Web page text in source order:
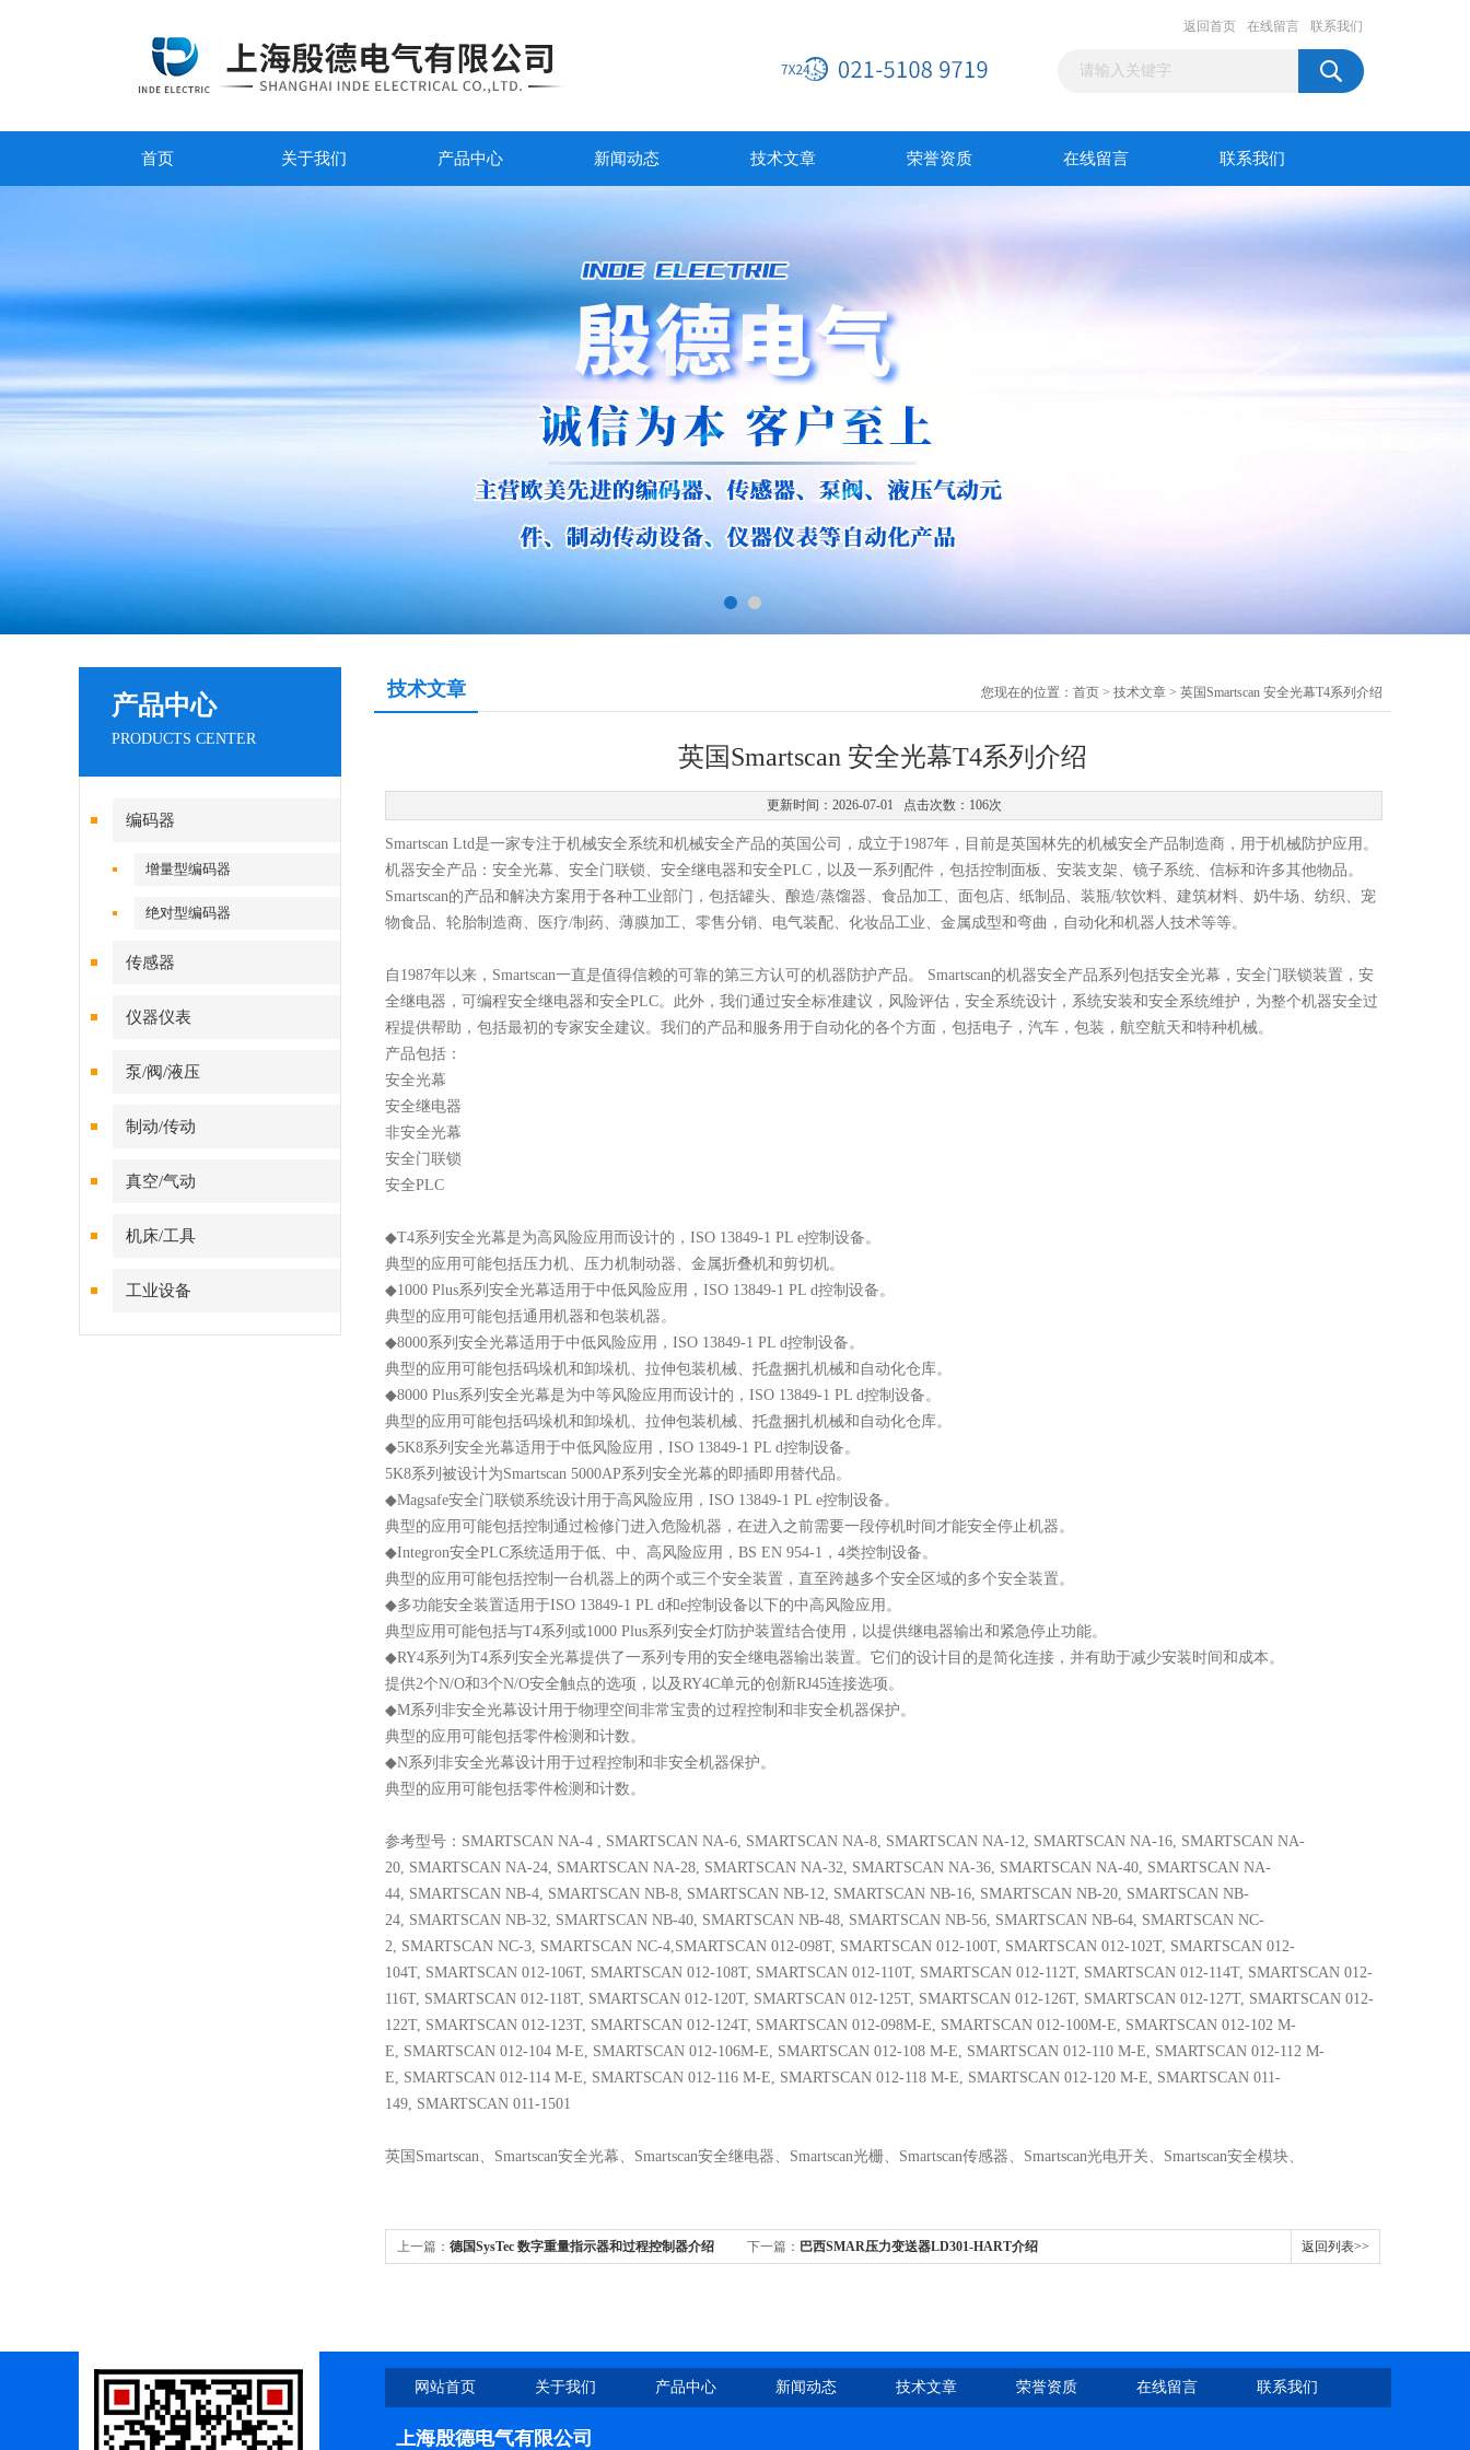
返回首页 在线留言 联系我们
首页 关于我们 产品中心 新闻动态 技术文章 荣誉资质 在线留言 联系我们
产品中心
PRODUCTS CENTER
编码器
增量型编码器
绝对型编码器
传感器
仪器仪表
泵/阀/液压
制动/传动
真空/气动
机床/工具
工业设备
技术文章 您现在的位置： 首页 > 技术文章 > 英国Smartscan 安全光幕T4系列介绍
英国Smartscan 安全光幕T4系列介绍
更新时间：2026-07-01 点击次数：106次
Smartscan Ltd是一家专注于机械安全系统和机械安全产品的英国公司，成立于1987年，目前是英国林先的机械安全产品制造商，用于机械防护应用。
机器安全产品：安全光幕、安全门联锁、安全继电器和安全PLC，以及一系列配件，包括控制面板、安装支架、镜子系统、信标和许多其他物品。
Smartscan的产品和解决方案用于各种工业部门，包括罐头、酿造/蒸馏器、食品加工、面包店、纸制品、装瓶/软饮料、建筑材料、奶牛场、纺织、宠
物食品、轮胎制造商、医疗/制药、薄膜加工、零售分销、电气装配、化妆品工业、金属成型和弯曲，自动化和机器人技术等等。
自 1987年以来，Smartscan一直是值得信赖的可靠的第三方认可的机器防护产品。 Smartscan的机器安全产品系列包括安全光幕，安全门联锁装置，安
全继电器，可编程安全继电器和安全PLC。此外，我们通过安全标准建议，风险评估，安全系统设计，系统安装和安全系统维护，为整个机器安全过
程提供帮助，包括最初的专家安全建议。我们的产品和服务用于自动化的各个方面，包括电子，汽车，包装，航空航天和特种机械。
产品包括：
安全光幕
安全继电器
非安全光幕
安全门联锁
安全PLC
◆T4系列安全光幕是为高风险应用而设计的，ISO 13849-1 PL e控制设备。
典型的应用可能包括压力机、压力机制动器、金属折叠机和剪切机。
◆1000 Plus系列安全光幕适用于中低风险应用，ISO 13849-1 PL d控制设备。
典型的应用可能包括通用机器和包装机器。
◆8000系列安全光幕适用于中低风险应用，ISO 13849-1 PL d控制设备。
典型的应用可能包括码垛机和卸垛机、拉伸包装机械、托盘捆扎机械和自动化仓库。
◆8000 Plus系列安全光幕是为中等风险应用而设计的，ISO 13849-1 PL d控制设备。
典型的应用可能包括码垛机和卸垛机、拉伸包装机械、托盘捆扎机械和自动化仓库。
◆5K8系列安全光幕适用于中低风险应用，ISO 13849-1 PL d控制设备。
5K8系列被设计为Smartscan 5000AP系列安全光幕的即插即用替代品。
◆Magsafe安全门联锁系统设计用于高风险应用，ISO 13849-1 PL e控制设备。
典型的应用可能包括控制通过检修门进入危险机器，在进入之前需要一段停机时间才能安全停止机器。
◆Integron安全PLC系统适用于低、中、高风险应用，BS EN 954-1，4类控制设备。
典型的应用可能包括控制一台机器上的两个或三个安全装置，直至跨越多个安全区域的多个安全装置。
◆多功能安全装置适用于ISO 13849-1 PL d和e控制设备以下的中高风险应用。
典型应用可能包括与T4系列或1000 Plus系列安全灯防护装置结合使用，以提供继电器输出和紧急停止功能。
◆RY4系列为T4系列安全光幕提供了一系列专用的安全继电器输出装置。它们的设计目的是简化连接，并有助于减少安装时间和成本。
提供2个N/O和3个N/O安全触点的选项，以及RY4C单元的创新RJ45连接选项。
◆M系列非安全光幕设计用于物理空间非常宝贵的过程控制和非安全机器保护。
典型的应用可能包括零件检测和计数。
◆N系列非安全光幕设计用于过程控制和非安全机器保护。
典型的应用可能包括零件检测和计数。
参考型号： SMARTSCAN NA-4 , SMARTSCAN NA-6, SMARTSCAN NA-8, SMARTSCAN NA-12, SMARTSCAN NA-16, SMARTSCAN NA-
20, SMARTSCAN NA-24, SMARTSCAN NA-28, SMARTSCAN NA-32, SMARTSCAN NA-36, SMARTSCAN NA-40, SMARTSCAN NA-
44, SMARTSCAN NB-4, SMARTSCAN NB-8, SMARTSCAN NB-12, SMARTSCAN NB-16, SMARTSCAN NB-20, SMARTSCAN NB-
24, SMARTSCAN NB-32, SMARTSCAN NB-40, SMARTSCAN NB-48, SMARTSCAN NB-56, SMARTSCAN NB-64, SMARTSCAN NC-
2, SMARTSCAN NC-3, SMARTSCAN NC-4,SMARTSCAN 012-098T, SMARTSCAN 012-100T, SMARTSCAN 012-102T, SMARTSCAN 012-
104T, SMARTSCAN 012-106T, SMARTSCAN 012-108T, SMARTSCAN 012-110T, SMARTSCAN 012-112T, SMARTSCAN 012-114T, SMARTSCAN 012-
116T, SMARTSCAN 012-118T, SMARTSCAN 012-120T, SMARTSCAN 012-125T, SMARTSCAN 012-126T, SMARTSCAN 012-127T, SMARTSCAN 012-
122T, SMARTSCAN 012-123T, SMARTSCAN 012-124T, SMARTSCAN 012-098M-E, SMARTSCAN 012-100M-E, SMARTSCAN 012-102 M-
E, SMARTSCAN 012-104 M-E, SMARTSCAN 012-106M-E, SMARTSCAN 012-108 M-E, SMARTSCAN 012-110 M-E, SMARTSCAN 012-112 M-
E, SMARTSCAN 012-114 M-E, SMARTSCAN 012-116 M-E, SMARTSCAN 012-118 M-E, SMARTSCAN 012-120 M-E, SMARTSCAN 011-
149, SMARTSCAN 011-1501
英国 Smartscan、 Smartscan安全光幕、 Smartscan安全继电器、 Smartscan光栅、 Smartscan传感器、 Smartscan光电开关、 Smartscan安全模块、
上一篇： 德国SysTec 数字重量指示器和过程控制器介绍 下一篇： 巴西SMAR压力变送器LD301-HART介绍 返回列表>>
网站首页 关于我们 产品中心 新闻动态 技术文章 荣誉资质 在线留言 联系我们
上海殷德电气有限公司